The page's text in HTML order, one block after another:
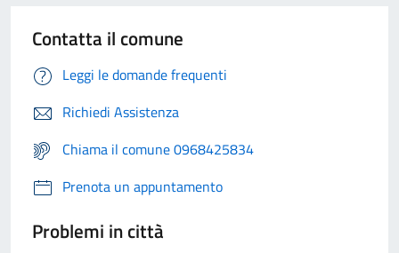
Contatta il comune
Leggi le domande frequenti
Richiedi Assistenza
Chiama il comune 0968425834
Prenota un appuntamento
Problemi in città